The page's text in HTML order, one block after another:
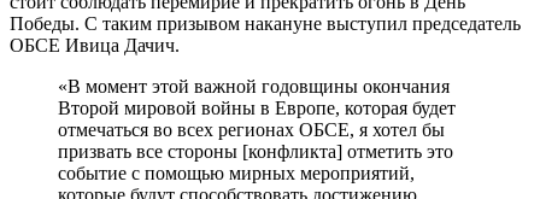
Победы. С таким призывом накануне выступил председатель
ОБСЕ Ивица Дачич.
«В момент этой важной годовщины окончания
Второй мировой войны в Европе, которая будет
отмечаться во всех регионах ОБСЕ, я хотел бы
призвать все стороны [конфликта] отметить это
событие с помощью мирных мероприятий,
которые будут способствовать достижению